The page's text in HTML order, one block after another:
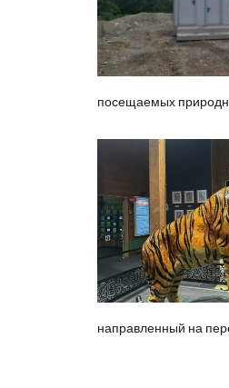
посещаемых
направленный на